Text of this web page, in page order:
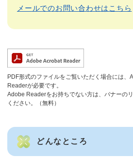
メールでのお問い合わせはこちら
PDF形式のファイルをご覧いただく場合には、
Readerが必要です。
Adobe Readerをお持ちでない方は、バナーの
ください。（無料）
どんなところ